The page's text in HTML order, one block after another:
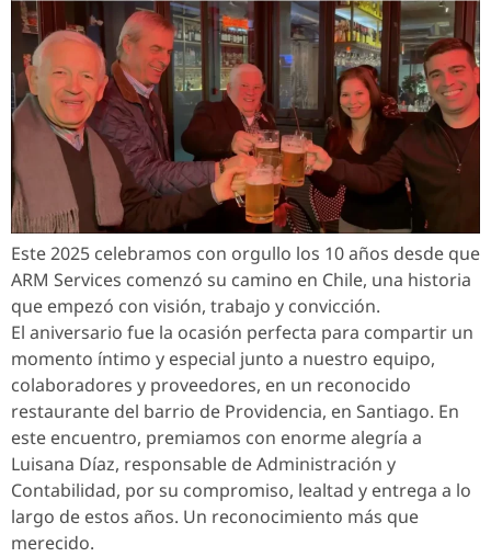
Este 2025 celebramos con orgullo los 10 años desde que
ARM Services comenzó su camino en Chile, una historia
que empezó con visión, trabajo y convicción.
El aniversario fue la ocasión perfecta para compartir un
momento íntimo y especial junto a nuestro equipo,
colaboradores y proveedores, en un reconocido
restaurante del barrio de Providencia, en Santiago. En
este encuentro, premiamos con enorme alegría a
Luisana Díaz, responsable de Administración y
Contabilidad, por su compromiso, lealtad y entrega a lo
largo de estos años. Un reconocimiento más que
merecido.